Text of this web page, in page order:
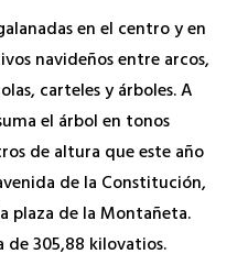
en el centro y en
navideños entre arcos,
carteles y árboles. A
el árbol en tonos
de altura que este año
de la Constitución,
plaza de la Montañeta.
305,88 kilovatios.